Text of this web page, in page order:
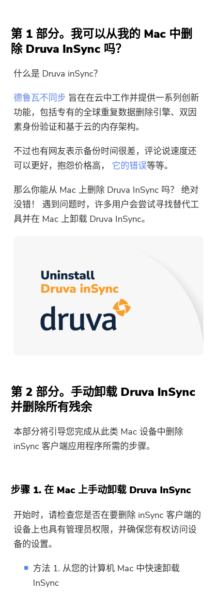
第 1 部分。我可以从我的 Mac 中删
除 Druva InSync 吗？
什么是 Druva inSync？
德鲁瓦不同步 旨在在云中工作并提供一系列创新
功能，包括专有的全球重复数据删除引擎、双因
素身份验证和基于云的内存架构。
不过也有网友表示备份时间很差，评论说速度还
可以更好，抱怨价格高， 它的错误等等。
那么你能从 Mac 上删除 Druva InSync 吗？ 绝对
没错！ 遇到问题时，许多用户会尝试寻找替代工
具并在 Mac 上卸载 Druva InSync。
第 2 部分。手动卸载 Druva InSync
并删除所有残余
本部分将引导您完成从此类 Mac 设备中删除
inSync 客户端应用程序所需的步骤。
步骤 1. 在 Mac 上手动卸载 Druva InSync
开始时，请检查您是否在要删除 inSync 客户端的
设备上也具有管理员权限，并确保您有权访问设
备的设置。
方法 1. 从您的计算机 Mac 中快速卸载
InSync